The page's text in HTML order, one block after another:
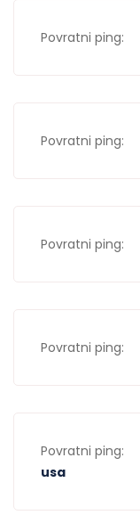
Povratni ping:
Povratni ping:
Povratni ping:
Povratni ping:
Povratni ping:
usa